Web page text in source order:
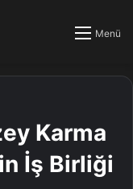
Menü
Karma
İş Birliği